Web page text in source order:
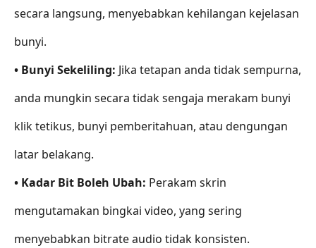
Cara
Bahagian
Soalan
Lazim
Bahagian
Keputusan
Alat
Mana
secara langsung, menyebabkan kehilangan kejelasan
bunyi.
• Bunyi Sekeliling: Jika tetapan anda tidak sempurna,
anda mungkin secara tidak sengaja merakam bunyi
klik tetikus, bunyi pemberitahuan, atau dengungan
latar belakang.
• Kadar Bit Boleh Ubah: Perakam skrin
mengutamakan bingkai video, yang sering
menyebabkan bitrate audio tidak konsisten.